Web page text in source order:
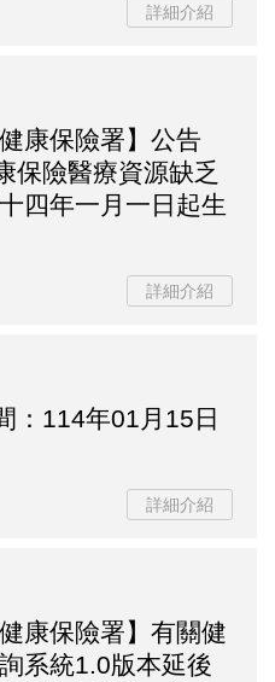
詳細介紹
康保險署】公告
保險醫療資源缺乏
四年一月一日起生
詳細介紹
：114年01月15日
詳細介紹
康保險署】有關健
系統1.0版本延後